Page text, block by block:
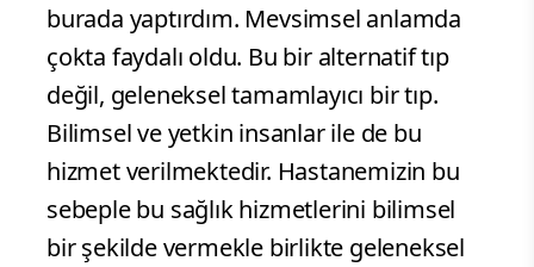
burada yaptırdım. Mevsimsel anlamda
çokta faydalı oldu. Bu bir alternatif tıp
değil, geleneksel tamamlayıcı bir tıp.
Bilimsel ve yetkin insanlar ile de bu
hizmet verilmektedir. Hastanemizin bu
sebeple bu sağlık hizmetlerini bilimsel
bir şekilde vermekle birlikte geleneksel